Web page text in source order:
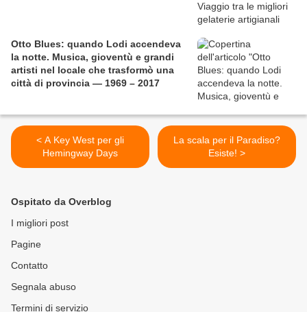
Otto Blues: quando Lodi accendeva
la notte. Musica, gioventù e grandi
artisti nel locale che trasformò una
città di provincia — 1969 – 2017
< A Key West per gli
Hemingway Days
La scala per il Paradiso?
Esiste! >
Ospitato da Overblog
I migliori post
Pagine
Contatto
Segnala abuso
Termini di servizio